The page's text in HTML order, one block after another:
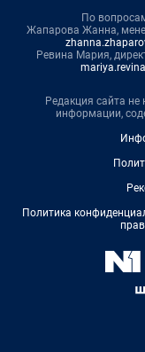
По
Жапарова Жанна,
Ревина Мария,
Редакция сайта не
информации,
Политика